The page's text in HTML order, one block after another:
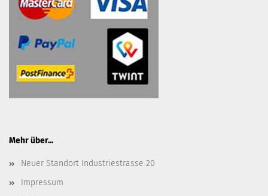
Mehr über...
Neuer Standort Industriestrasse 20
Impressum